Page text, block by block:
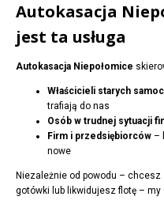
Autokasacja
jest ta usługa
Autokasacja Niepołomice
Właścicieli starych
trafiają do nas
Osób w trudnej sytuacji
Firm i przedsiębiorców –
nowe
Niezależnie od powodu –
gotówki lub likwidujesz flotę – my